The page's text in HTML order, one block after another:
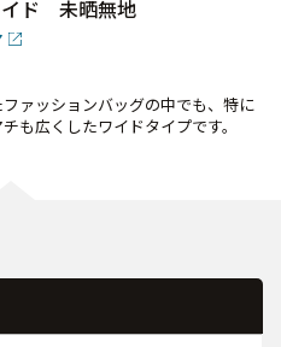
ド 未晒無地
ァッションバッグの中でも、特に
も広くしたワイドタイプです。